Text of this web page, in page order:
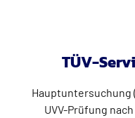
TÜV-
Hauptuntersuchung
UVV-Prüfung